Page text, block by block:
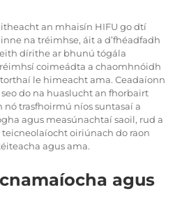
an mhaisín HIFU go dtí
na tréimhse, áit a d’fhéadfadh
dírithe ar bhunú tógála
coimeádta a chaomhnóidh
le himeacht ama. Ceadaíonn
do na huaslucht an fhorbairt
trasfhoirmú níos suntasaí a
agus measúnachtaí saoil, rud a
oiriúnach do raon
agus ama.
agus